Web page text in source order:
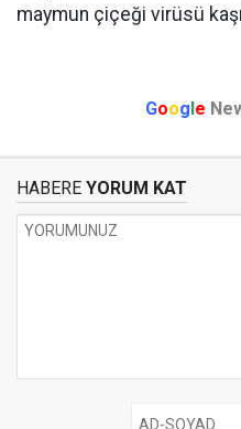
maymun çiçeği virüsü
Google
HABERE YORUM KAT